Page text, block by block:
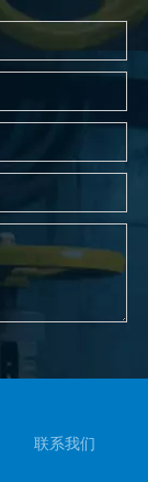
联系我们